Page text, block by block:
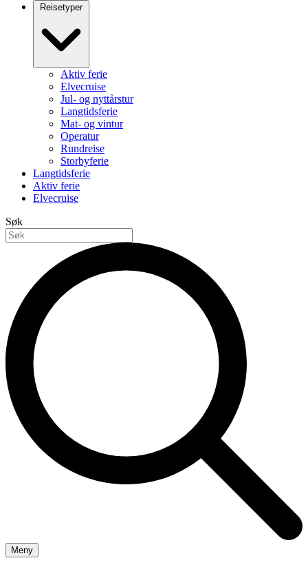
Reisetyper
Aktiv ferie
Elvecruise
Jul- og nyttårstur
Langtidsferie
Mat- og vintur
Operatur
Rundreise
Storbyferie
Langtidsferie
Aktiv ferie
Elvecruise
Søk
Meny